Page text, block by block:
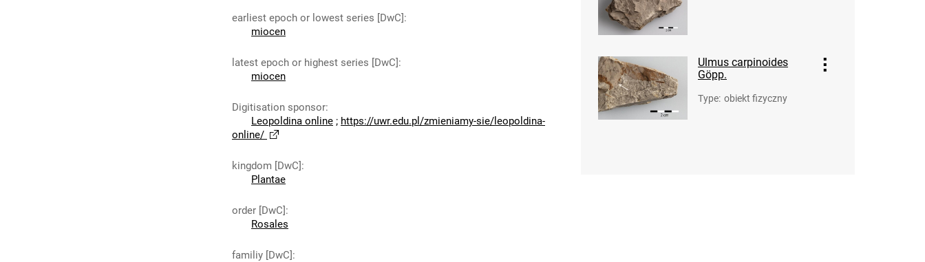
earliest epoch or lowest series [DwC]:
miocen
latest epoch or highest series [DwC]:
miocen
Digitisation sponsor:
Leopoldina online ; https://uwr.edu.pl/zmieniamy-sie/leopoldina-
online/
kingdom [DwC]:
Plantae
order [DwC]:
Rosales
familiy [DwC]:
Ulmus carpinoides
Göpp.
Type: obiekt fizyczny